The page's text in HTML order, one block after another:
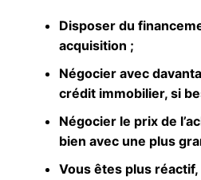
Disposer du
acquisition ;
Négocier avec
crédit immobilier, si
Négocier le prix de
bien avec une plus
Vous êtes plus